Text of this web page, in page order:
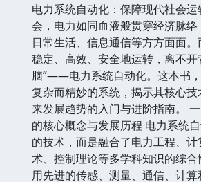
电力系统自动化：保障现代社会
会，电力如同血液般贯穿经济脉络
日常生活、信息通信等方方面面
稳定、高效、安全地运转，离不开
脑”——电力系统自动化。这本书
复杂而精妙的系统，揭示其核心
来发展趋势的入门与进阶指南。
的核心概念与发展历程 电力系统
的技术，而是融合了电力工程、
术、控制理论等多学科知识的综
用先进的传感、测量、通信、计